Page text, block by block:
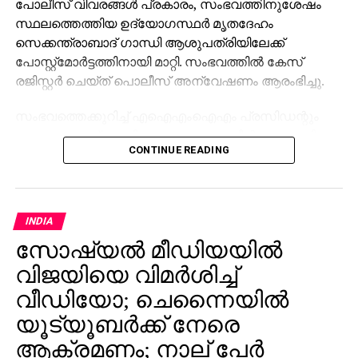
പോലീസ് വിവരങ്ങള്‍ പ്രകാരം, സംഭവത്തിനുശേഷം
സ്ഥലത്തെത്തിയ ഉദ്യോഗസ്ഥര്‍ മൃതദേഹം
സെക്കന്ത്രാബാദ് ഗാന്ധി ആശുപത്രിയിലേക്ക്
പോസ്റ്റ്‌മോര്‍ട്ടത്തിനായി മാറ്റി. സംഭവത്തില്‍ കേസ്
രജിസ്റ്റര്‍ ചെയ്ത് പൊലീസ് അന്വേഷണം ആരംഭിച്ചു.
ഹൈദരാബാദ് എംപിയുമായ അസദുദ്ദീന്‍ ഒവൈസി
ടിഎംആര്‍ഇഎസ് വൈസ് ചെയര്‍മാന്‍ ഫഹീം
സമഗ്രമായ അന്വേഷണം നടത്തണമെന്നും
ഉത്തരവാദികളായവര്‍ക്കെതിരെ
നടപടിയെടുക്കണമെന്നും അദ്ദേഹം ആവശ്യപ്പെട്ടു.
കുട്ടിയുടെ കുടുംബത്തിന് സര്‍ക്കാര്‍ സാമ്പത്തിക
സഹായവും എല്ലാ പിന്തുണയും നല്‍കണമെന്നും
എംപി ആവശ്യപ്പെട്ടു. കുടുംബത്തിലെ ഒരാള്‍ക്ക്
സര്‍ക്കാര്‍ ജോലി നല്‍കണമെന്ന് ഒവൈസി
സര്‍ക്കാരിനോട് ആവശ്യപ്പെട്ടു.
CONTINUE READING
INDIA
സോഷ്യല്‍ മീഡിയയില്‍
വിജയിയെ വിമര്‍ശിച്ച്
വീഡിയോ; ചെന്നൈയില്‍
യൂട്യൂബര്‍ക്ക് നേരെ
ആക്രമണം; നാല് പേര്‍